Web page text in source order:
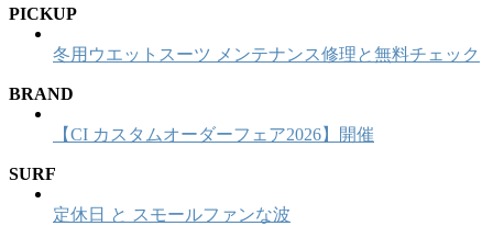
PICKUP
冬用ウエットスーツ メンテナンス修理と無料チェック
BRAND
【CI カスタムオーダーフェア2026】開催
SURF
定休日 と スモールファンな波